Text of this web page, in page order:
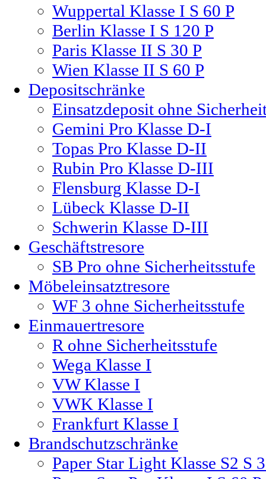
Wuppertal Klasse I S 60 P
Berlin Klasse I S 120 P
Paris Klasse II S 30 P
Wien Klasse II S 60 P
Depositschränke
Einsatzdeposit ohne
Gemini Pro Klasse D-I
Topas Pro Klasse D-II
Rubin Pro Klasse D-III
Flensburg Klasse D-I
Lübeck Klasse D-II
Schwerin Klasse D-III
Geschäftstresore
SB Pro ohne Sicherheitsstufe
Möbeleinsatztresore
WF 3 ohne Sicherheitsstufe
Einmauertresore
R ohne Sicherheitsstufe
Wega Klasse I
VW Klasse I
VWK Klasse I
Frankfurt Klasse I
Brandschutzschränke
Paper Star Light Klasse S2 S